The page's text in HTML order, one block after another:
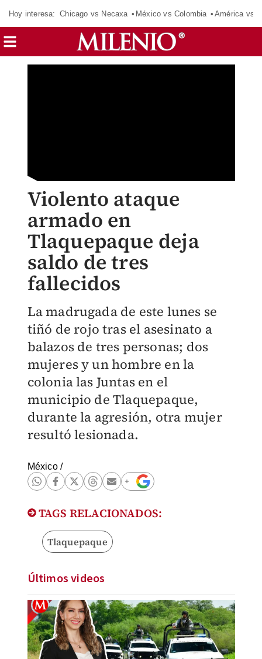
Hoy interesa: Chicago vs Necaxa México vs Colombia América vs
Violento ataque
armado en
Tlaquepaque deja
saldo de tres
fallecidos
La madrugada de este lunes se
tiñó de rojo tras el asesinato a
balazos de tres personas; dos
mujeres y un hombre en la
colonia las Juntas en el
municipio de Tlaquepaque,
durante la agresión, otra mujer
resultó lesionada.
México/
TAGS RELACIONADOS:
Tlaquepaque
Últimos videos